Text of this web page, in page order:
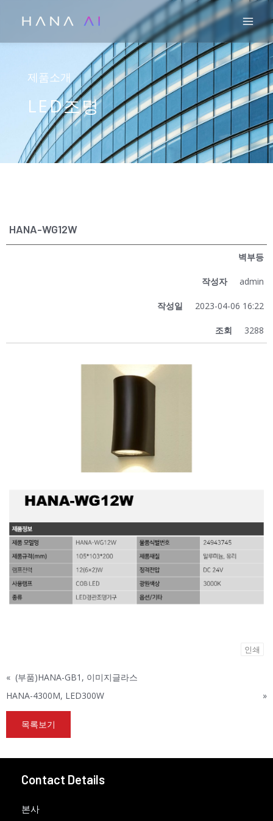
츠
제품소개
LED조명
HANA-WG12W
벽부등
작성자 admin
작성일 2023-04-06 16:22
조회 3288
인쇄
« (부품)HANA-GB1, 이미지글라스
HANA-4300M, LED300W
»
목록보기
Contact Details
본사